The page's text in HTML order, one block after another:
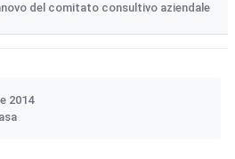
del comitato consultivo aziendale
2014